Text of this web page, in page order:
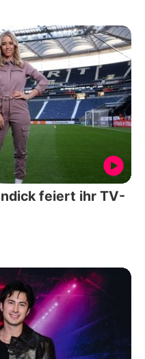
feiert ihr TV-